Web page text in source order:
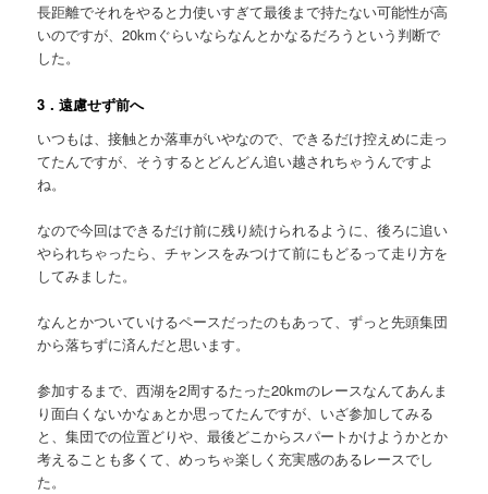
長距離でそれをやると力使いすぎて最後まで持たない可能性が高
いのですが、20kmぐらいならなんとかなるだろうという判断で
した。
3．遠慮せず前へ
いつもは、接触とか落車がいやなので、できるだけ控えめに走っ
てたんですが、そうするとどんどん追い越されちゃうんですよ
ね。
なので今回はできるだけ前に残り続けられるように、後ろに追い
やられちゃったら、チャンスをみつけて前にもどるって走り方を
してみました。
なんとかついていけるペースだったのもあって、ずっと先頭集団
から落ちずに済んだと思います。
参加するまで、西湖を2周するたった20kmのレースなんてあんま
り面白くないかなぁとか思ってたんですが、いざ参加してみる
と、集団での位置どりや、最後どこからスパートかけようかとか
考えることも多くて、めっちゃ楽しく充実感のあるレースでし
た。